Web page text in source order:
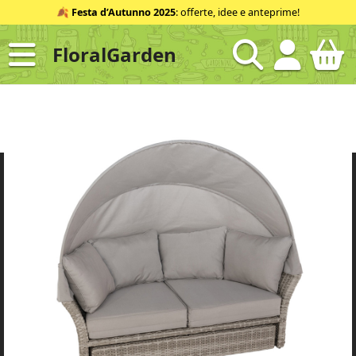
al
contenuto
ID
🍂 Festa d’Autunno 2025: offerte, idee e anteprime!
FloralGarden